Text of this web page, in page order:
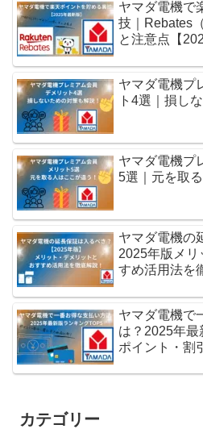
ヤマダ電機で
技｜Rebates
と注意点【
ヤマダ電機プ
ト4選｜損し
ヤマダ電機プ
5選｜元を取
ヤマダ電機の
2025年版メリ
すめ活用法を
ヤマダ電機で
は？2025年最
ポイント・割
カテゴリー